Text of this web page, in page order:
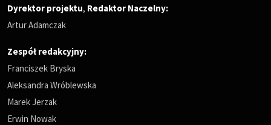
Dyrektor projektu, Redaktor Naczelny:
Artur Adamczak
Zespół redakcyjny:
Franciszek Bryska
Aleksandra Wróblewska
Marek Jerzak
Erwin Nowak